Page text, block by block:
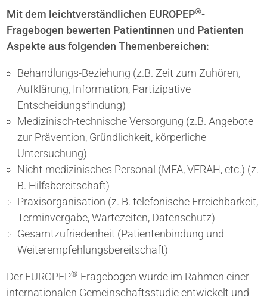
Mit dem leichtverständlichen EUROPEP®-
Fragebogen bewerten Patientinnen und Patienten
Aspekte aus folgenden Themenbereichen:
Behandlungs-Beziehung (z.B. Zeit zum Zuhören,
Aufklärung, Information, Partizipative
Entscheidungsfindung)
Medizinisch-technische Versorgung (z.B. Angebote
zur Prävention, Gründlichkeit, körperliche
Untersuchung)
Nicht-medizinisches Personal (MFA, VERAH, etc.) (z.
B. Hilfsbereitschaft)
Praxisorganisation (z. B. telefonische Erreichbarkeit,
Terminvergabe, Wartezeiten, Datenschutz)
Gesamtzufriedenheit (Patientenbindung und
Weiterempfehlungsbereitschaft)
Der EUROPEP®-Fragebogen wurde im Rahmen einer
internationalen Gemeinschaftsstudie entwickelt und